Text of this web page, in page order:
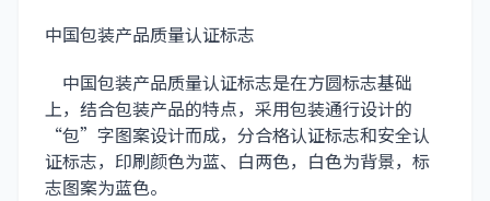
中国包装产品质量认证标志
中国包装产品质量认证标志是在方圆标志基础
上，结合包装产品的特点，采用包装通行设计的
“包”字图案设计而成，分合格认证标志和安全认
证标志，印刷颜色为蓝、白两色，白色为背景，标
志图案为蓝色。